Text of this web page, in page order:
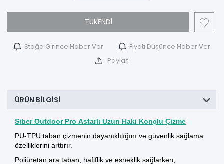
TÜKENDİ
Stoğa Girince Haber Ver Fiyatı Düşünce Haber Ver
Paylaş
ÜRÜN BILGISI
Siber Outdoor Pro Astarlı Uzun Haki Konçlu Çizme
PU-TPU taban çizmenin dayanıklılığını ve güvenlik sağlama
özelliklerini arttırır.
Poliüretan ara taban, hafiflik ve esneklik sağlarken,